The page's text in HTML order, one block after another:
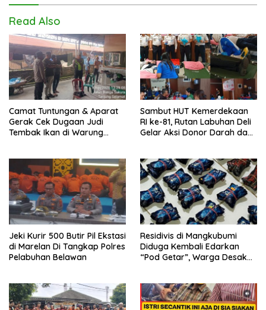
Read Also
Camat Tuntungan & Aparat
Gerak Cek Dugaan Judi
Tembak Ikan di Warung
Pengecekan
Sambut HUT Kemerdekaan
RI ke-81, Rutan Labuhan Deli
Gelar Aksi Donor Darah dan
Jeki Kurir 500 Butir Pil Ekstasi
di Marelan Di Tangkap Polres
Pelabuhan Belawan
Residivis di Mangkubumi
Diduga Kembali Edarkan
“Pod Getar”, Warga Desak